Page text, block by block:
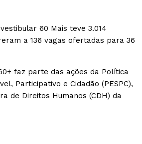
60 Mais teve 3.014
a 136 vagas ofertadas para 36
faz parte das ações da Política
Participativo e Cidadão (PESPC),
de Direitos Humanos (CDH) da